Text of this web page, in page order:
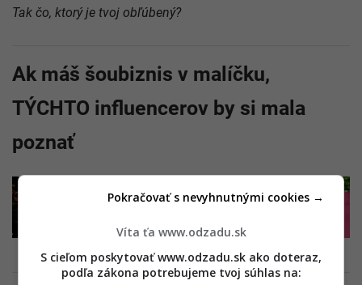
Tak čo, ktorý je tvoj obľúbený?
Ak máš šoubiznis v malíčku,
TÝCHTO influencerov by si mala
poznať
GALÉRIA
Víta ťa www.odzadu.sk
S cieľom poskytovať www.odzadu.sk ako doteraz,
podľa zákona potrebujeme tvoj súhlas na:
Pokračovať s nevyhnutnými cookies →